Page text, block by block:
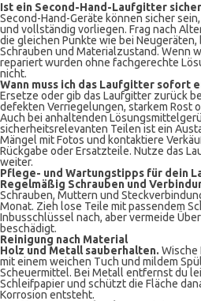
Ist ein Second-Hand-Laufgitter
Second-Hand-Geräte können sicher
und vollständig vorliegen. Frag nach
die gleichen Punkte wie bei
Schrauben und Materialzustand. Wenn
repariert wurden ohne fachgerechte
nicht.
Wann muss ich das Laufgitter sofort
Ersetze oder gib das Laufgitter zurück
defekten Verriegelungen, starkem Rost
Auch bei anhaltenden
sicherheitsrelevanten Teilen ist ein
Mängel mit Fotos und kontaktiere
Rückgabe oder Ersatzteile. Nutze das
weiter.
Pflege- und Wartungstipps für dein
Regelmäßig Schrauben und
Schrauben, Muttern und
Monat. Zieh lose Teile mit passendem
Inbusschlüssel nach, aber vermeide
beschädigt.
Reinigung nach Material
Holz und Metall sauberhalten.
mit einem weichen Tuch und mildem
Scheuermittel. Bei Metall entfernst du
Schleifpapier und schützt die Fläche
Korrosion entsteht.